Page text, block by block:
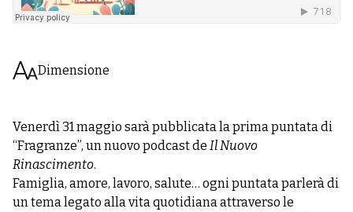
Dimensione
Venerdì 31 maggio sarà pubblicata la prima puntata di
“Fragranze”, un nuovo podcast de Il Nuovo
Rinascimento.
Famiglia, amore, lavoro, salute… ogni puntata parlerà di
un tema legato alla vita quotidiana attraverso le